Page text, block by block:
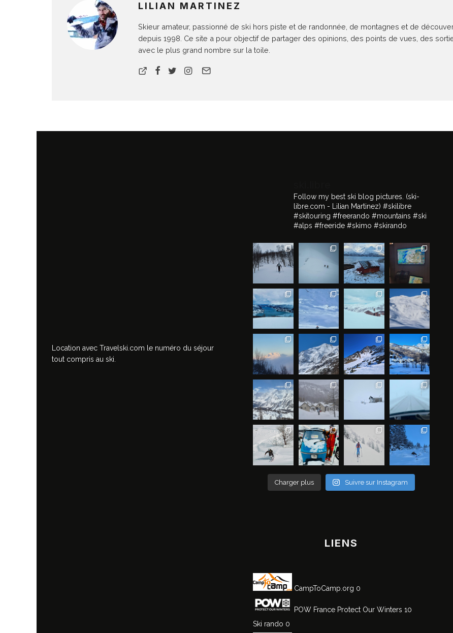
LILIAN MARTINEZ
Skieur amateur, passionné de ski hors piste et de randonnée, de montagnes et de
depuis 1998. Ce site a pour objectif de partager des opinions, des points de vues, des
avec le plus grand nombre sur la toile.
Location avec Travelski.com le numéro du séjour
tout compris au ski.
Follow my best ski blog pictures. (ski-
libre.com - Lilian Martinez) #skilibre
#skitouring #freerando #mountains #ski
#alps #freeride #skimo #skirando
Charger plus Suivre sur Instagram
LIENS
CampToCamp.org 0
POW France Protect Our Winters 10
Ski rando 0